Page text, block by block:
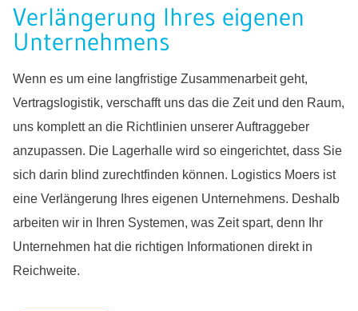
Verlängerung Ihres eigenen
Unternehmens
Wenn es um eine langfristige Zusammenarbeit geht,
Vertragslogistik, verschafft uns das die Zeit und den Raum,
uns komplett an die Richtlinien unserer Auftraggeber
anzupassen. Die Lagerhalle wird so eingerichtet, dass Sie
sich darin blind zurechtfinden können. Logistics Moers ist
eine Verlängerung Ihres eigenen Unternehmens. Deshalb
arbeiten wir in Ihren Systemen, was Zeit spart, denn Ihr
Unternehmen hat die richtigen Informationen direkt in
Reichweite.